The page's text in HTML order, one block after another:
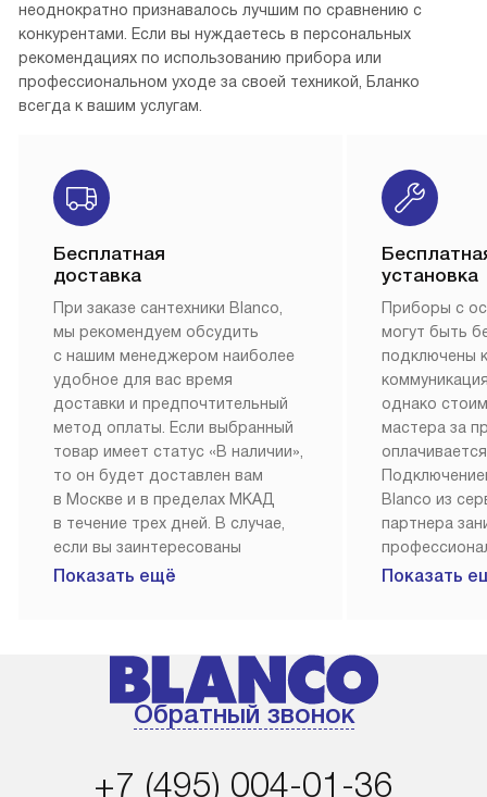
неоднократно признавалось лучшим по сравнению с
конкурентами. Если вы нуждаетесь в персональных
рекомендациях по использованию прибора или
профессиональном уходе за своей техникой, Бланко
всегда к вашим услугам.
Бесплатная
доставка
При заказе сантехники Blanco,
мы рекомендуем обсудить
с нашим менеджером наиболее
удобное для вас время
доставки и предпочтительный
метод оплаты. Если выбранный
товар имеет статус «В наличии»,
то он будет доставлен вам
в Москве и в пределах МКАД
в течение трех дней. В случае,
если вы заинтересованы
в товаре, который доступен
менеджером на сайте. Товары
с особым лейблом
доставляются бесплатно
аксессуаров не предусмотрена.
Показать ещё
установка
Приборы с
могут быть
подключены
однако
мастера за
Blanco из
партнера
Наш сервис
возможные
Показать
Обратный звонок
+7 (495) 004-01-36